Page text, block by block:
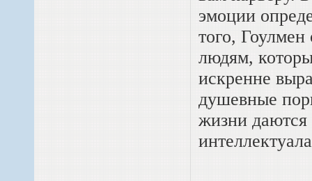
эмоции
того, Гоулмен
людям,
искренне
душевные
жизни даются